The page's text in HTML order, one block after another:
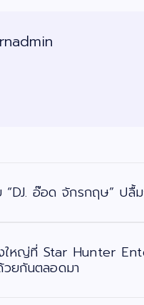
“DJ. อ๊อด จักรกฤษ” ปลื้
ใหญ่ที่ Star Hunter
ยกันตลอดมา